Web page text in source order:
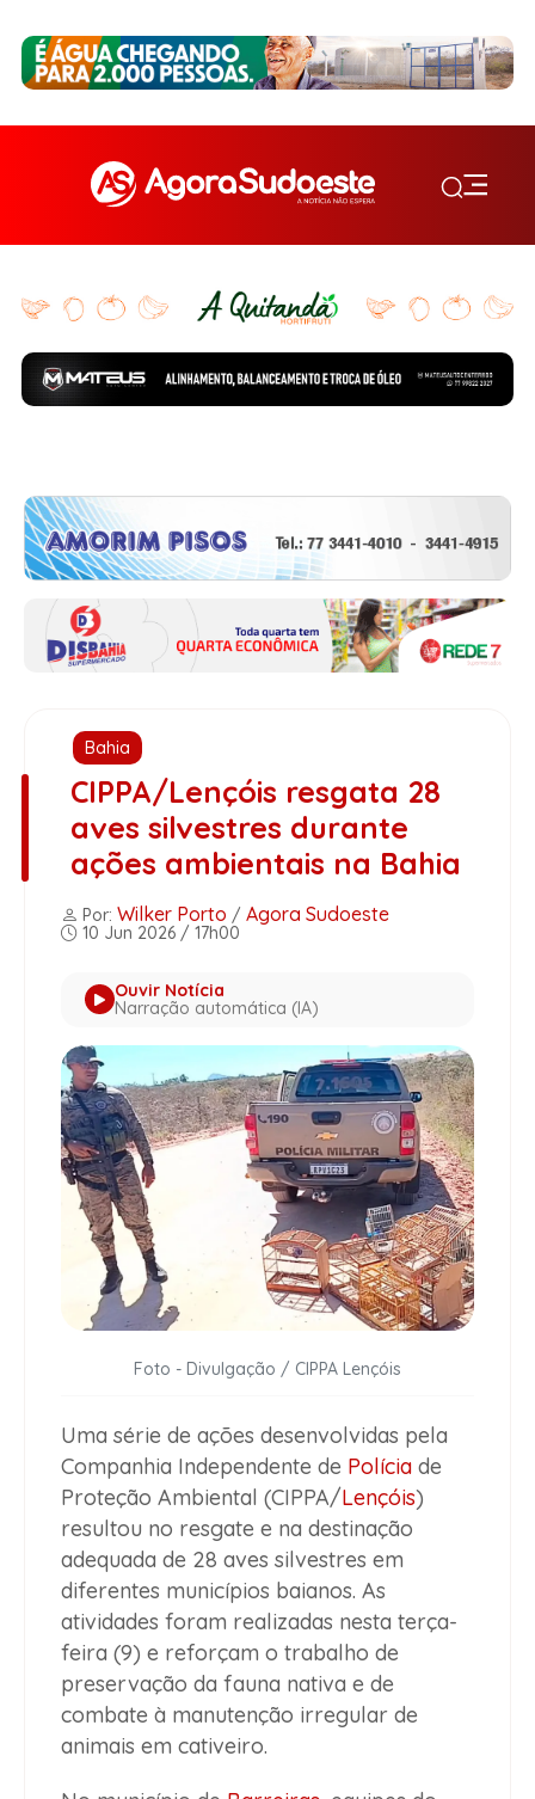
Bahia
CIPPA/Lençóis resgata 28
aves silvestres durante
ações ambientais na Bahia
Por: Wilker Porto / Agora Sudoeste
10 Jun 2026 / 17h00
Ouvir Notícia
Narração automática (IA)
Foto - Divulgação / CIPPA Lençóis
Uma série de ações desenvolvidas pela
Companhia Independente de Polícia de
Proteção Ambiental (CIPPA/Lençóis)
resultou no resgate e na destinação
adequada de 28 aves silvestres em
diferentes municípios baianos. As
atividades foram realizadas nesta terça-
feira (9) e reforçam o trabalho de
preservação da fauna nativa e de
combate à manutenção irregular de
animais em cativeiro.